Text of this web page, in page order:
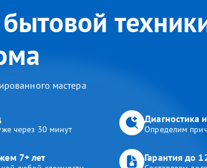
мастера
через 30 минут
Диагностика
Определим
7+ лет Гарантия до